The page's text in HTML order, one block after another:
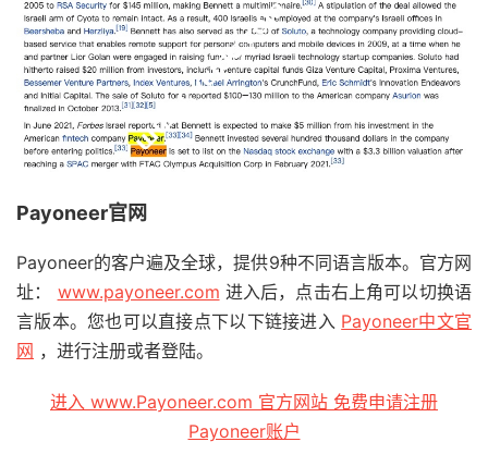
Payoneer官网
Payoneer的客户遍及全球，提供9种不同语言版本。官方网
址： www.payoneer.com 进入后，点击右上角可以切换语
言版本。您也可以直接点下以下链接进入 Payoneer中文官
网 ，进行注册或者登陆。
进入 www.Payoneer.com 官方网站 免费申请注册
Payoneer账户